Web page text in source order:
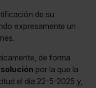
de su
expresamente un
de forma
por la que la
el día 22-5-2025 y,